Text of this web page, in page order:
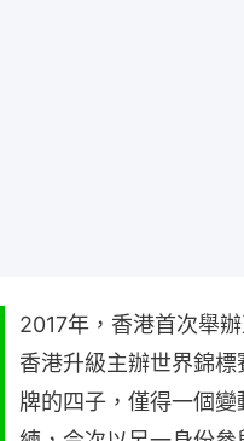
2017年，香港首次舉
香港升級主辦世界錦
牌的四子，僅得一個